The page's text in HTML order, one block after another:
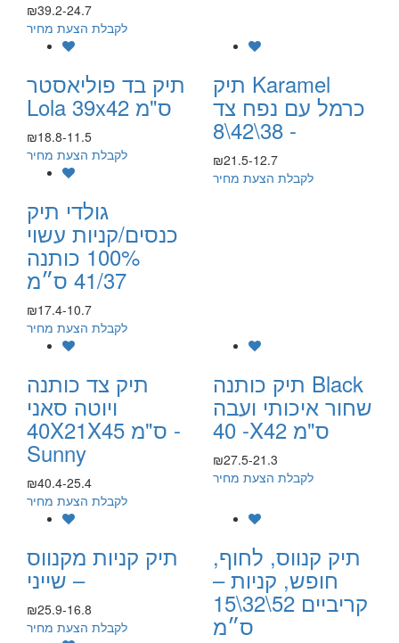
₪39.2-24.7
לקבלת הצעת מחיר
תיק Karamel
כרמל עם נפח צד
- 38\42\8
₪21.5-12.7
לקבלת הצעת מחיר
תיק בד פוליאסטר
Lola 39x42 ס"מ
₪18.8-11.5
לקבלת הצעת מחיר
גולדי תיק
כנסים/קניות עשוי
100% כותנה
41/37 ס״מ
₪17.4-10.7
לקבלת הצעת מחיר
תיק כותנה Black
שחור איכותי ועבה
- 40X42 ס"מ
₪27.5-21.3
לקבלת הצעת מחיר
תיק צד כותנה
ויוטה סאני
40X21X45 ס"מ -
Sunny
₪40.4-25.4
לקבלת הצעת מחיר
תיק קנווס, לחוף,
חופש, קניות –
קריביים 52\32\15
ס״מ
תיק קניות מקנווס
– שייני
₪25.9-16.8
לקבלת הצעת מחיר